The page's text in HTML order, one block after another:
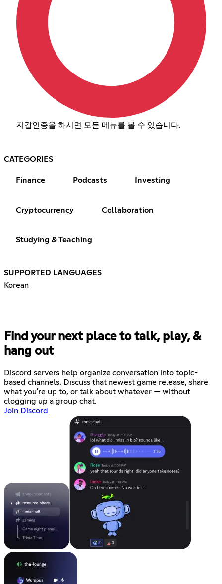
지갑인증을 하시면 모든 메뉴를 볼 수 있습니다.
CATEGORIES
Finance Podcasts Investing
Cryptocurrency Collaboration
Studying & Teaching
SUPPORTED LANGUAGES
Korean
Find your next place to talk, play, &
hang out
Discord servers help organize conversation into topic-
based channels. Discuss that newest game release, share
what you're up to, or talk about whatever — without
clogging up a group chat.
Join Discord